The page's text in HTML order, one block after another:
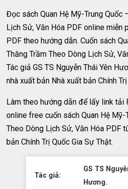
Đọc sách Quan Hệ Mỹ-Trung Quốc
Lịch Sử, Văn Hóa PDF online miễn
PDF theo hướng dẫn. Cuốn sách
Thăng Trầm Theo Dòng Lịch Sử,
Tác giả GS TS Nguyễn Thái Yên
nhà xuất bản Nhà xuất bản Chính
Làm theo hướng dẫn để lấy link tải
online free cuốn sách Quan Hệ Mỹ-
Theo Dòng Lịch Sử, Văn Hóa PDF
bản Chính Trị Quốc Gia Sự Thật.
Tác giả:
GS TS
Hương.